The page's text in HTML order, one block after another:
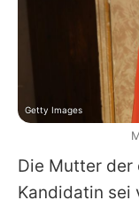
Die Mutter
Kandidatin sei
Getty Images